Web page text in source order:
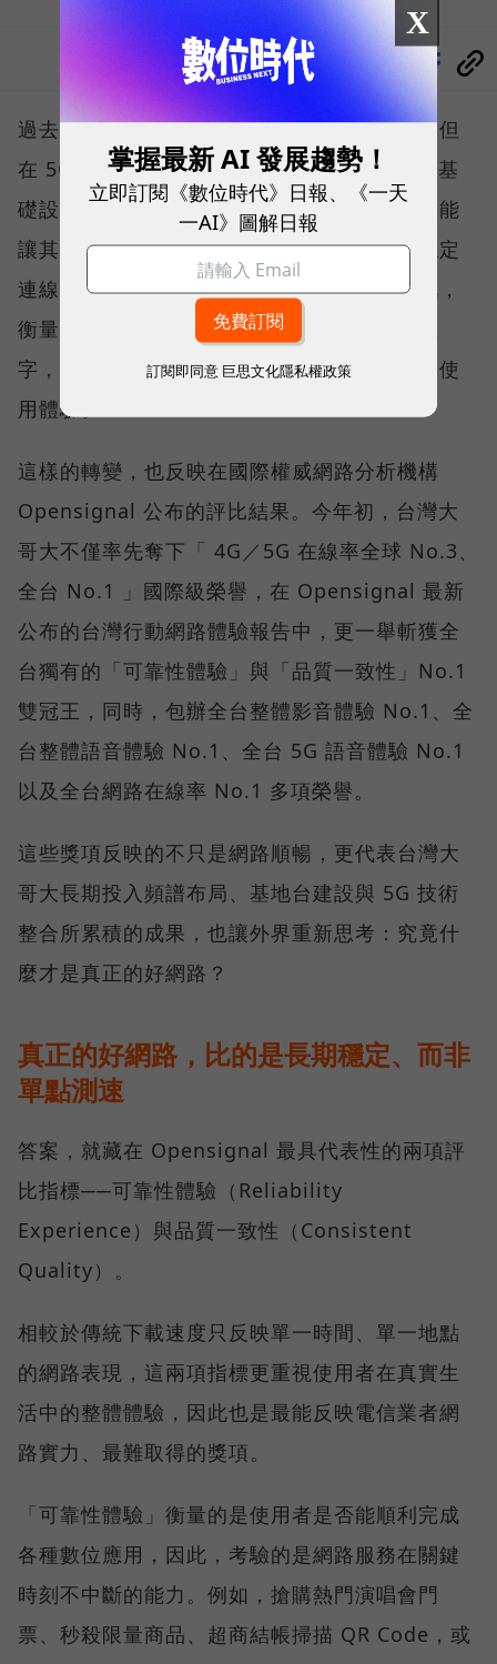
分享
過去，下載速度是評價電信服務的重要指標，但
在 5G 成為工作、娛樂、生活不可或缺的數位基
礎設施後，消費者發現，再快的網速，如果不能
讓其在人潮聚集、高速移動或室內空間維持穩定
連線，即無法轉換成好的使用體驗，也因如此，
衡量「好網路」的標準，也逐漸從追求測速數
字，轉向任何時間、任何地點都能穩定連線的使
用體驗。
這樣的轉變，也反映在國際權威網路分析機構
Opensignal 公布的評比結果。今年初，台灣大
哥大不僅率先奪下「 4G／5G 在線率全球 No.3、
全台 No.1 」國際級榮譽，在 Opensignal 最新
公布的台灣行動網路體驗報告中，更一舉斬獲全
台獨有的「可靠性體驗」與「品質一致性」No.1
雙冠王，同時，包辦全台整體影音體驗 No.1、全
台整體語音體驗 No.1、全台 5G 語音體驗 No.1
以及全台網路在線率 No.1 多項榮譽。
這些獎項反映的不只是網路順暢，更代表台灣大
哥大長期投入頻譜布局、基地台建設與 5G 技術
整合所累積的成果，也讓外界重新思考：究竟什
麼才是真正的好網路？
真正的好網路，比的是長期穩定、而非
單點測速
答案，就藏在 Opensignal 最具代表性的兩項評
比指標──可靠性體驗（Reliability
Experience）與品質一致性（Consistent
Quality）。
相較於傳統下載速度只反映單一時間、單一地點
的網路表現，這兩項指標更重視使用者在真實生
活中的整體體驗，因此也是最能反映電信業者網
路實力、最難取得的獎項。
「可靠性體驗」衡量的是使用者是否能順利完成
各種數位應用，因此，考驗的是網路服務在關鍵
時刻不中斷的能力。例如，搶購熱門演唱會門
票、秒殺限量商品、超商結帳掃描 QR Code，或
X
掌握最新 AI 發展趨勢！
立即訂閱《數位時代》日報、《一天
一AI》圖解日報
訂閱即同意 巨思文化隱私權政策